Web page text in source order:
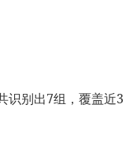
识别出7组，覆盖近3